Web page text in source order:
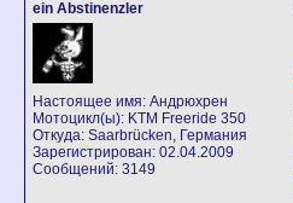
ein Abstinenzler
Настоящее имя: Андрюхрен
Мотоцикл(ы): KTM Freeride 350
Откуда: Saarbrücken, Германия
Зарегистрирован: 02.04.2009
Сообщений: 3149